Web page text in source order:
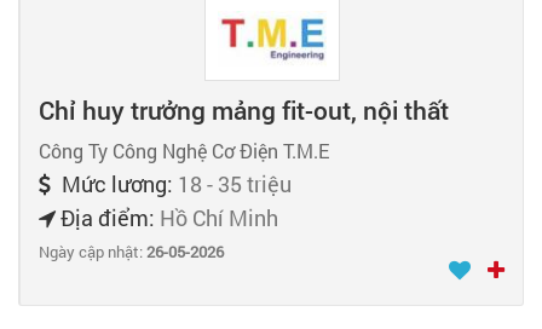
Chỉ huy trưởng mảng fit-out, nội thất
Công Ty Công Nghệ Cơ Điện T.M.E
Mức lương: 18 - 35 triệu
Địa điểm: Hồ Chí Minh
Ngày cập nhật:26-05-2026